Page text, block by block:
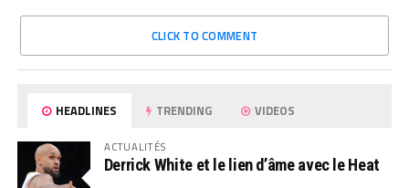
CLICK TO COMMENT
HEADLINES TRENDING VIDEOS
ACTUALITÉS
Derrick White et le lien d’âme avec le Heat